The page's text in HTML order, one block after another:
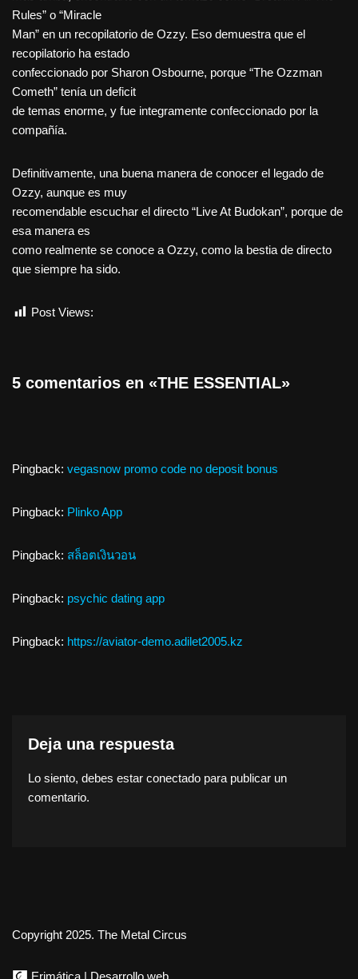
Rules” o “Miracle
Man” en un recopilatorio de Ozzy. Eso demuestra que el
recopilatorio ha estado
confeccionado por Sharon Osbourne, porque “The Ozzman
Cometh” tenía un deficit
de temas enorme, y fue integramente confeccionado por la
compañía.
Definitivamente, una buena manera de conocer el legado de
Ozzy, aunque es muy
recomendable escuchar el directo “Live At Budokan”, porque de
esa manera es
como realmente se conoce a Ozzy, como la bestia de directo
que siempre ha sido.
Post Views:
5 comentarios en «THE ESSENTIAL»
Pingback: vegasnow promo code no deposit bonus
Pingback: Plinko App
Pingback: สล็อตเงินวอน
Pingback: psychic dating app
Pingback: https://aviator-demo.adilet2005.kz
Deja una respuesta
Lo siento, debes estar conectado para publicar un
comentario.
Copyright 2025. The Metal Circus
Erimática | Desarrollo web